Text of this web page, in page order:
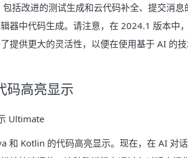
括改进的测试生成和云代码补全、提交消
器中代码生成。请注意，在 2024.1 版本中
提供更大的灵活性，以便在使用基于 AI 的
码高亮显示
Ultimate
和 Kotlin 的代码高亮显示。现在，在 AI 对